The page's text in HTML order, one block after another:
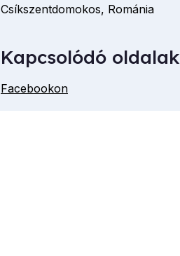
Csíkszentdomokos, Románia
Kapcsolódó oldalak
Facebookon